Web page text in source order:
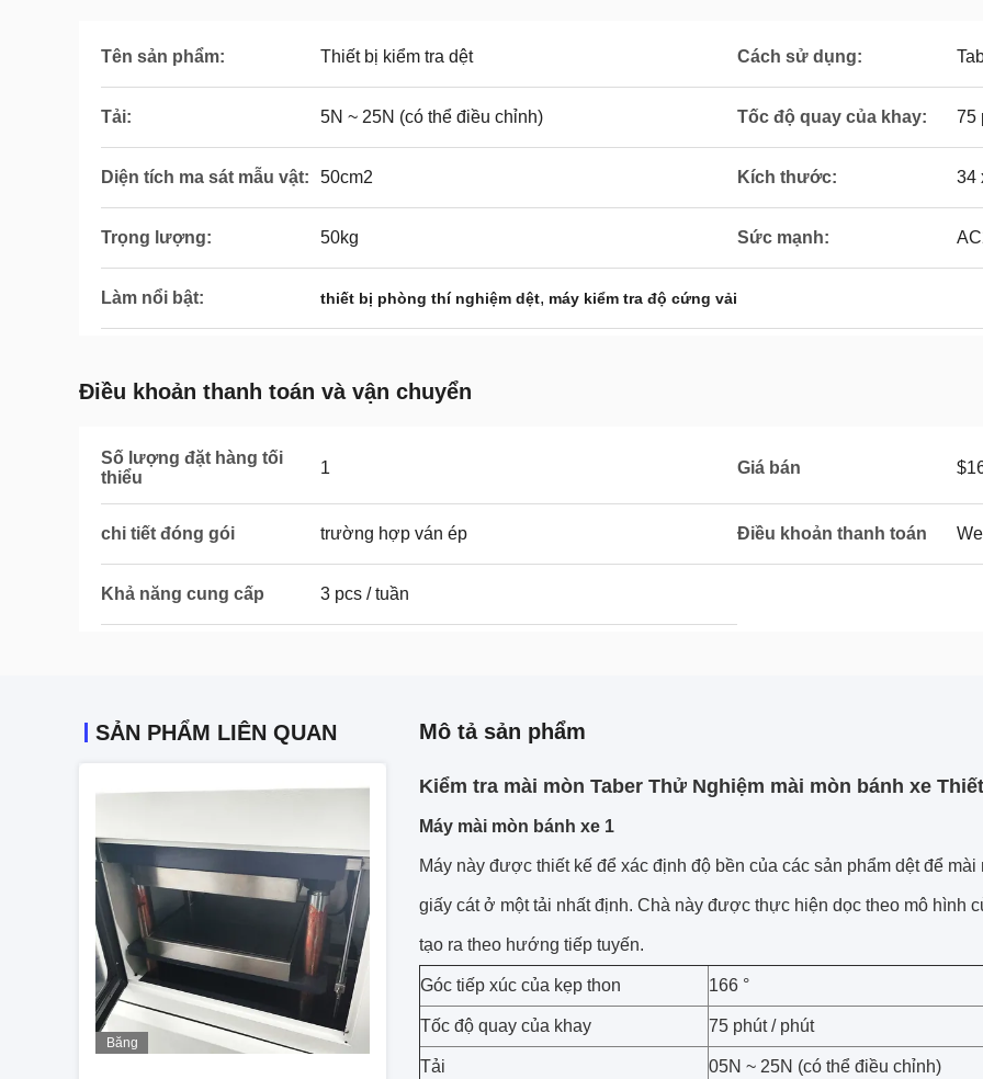
Tên sản phẩm: Thiết bị kiểm tra dệt Cách sử dụng:
Tải: 5N ~ 25N (có thể điều chỉnh) Tốc độ quay của khay: 75
Diện tích ma sát mẫu vật: 50cm2 Kích thước: 34
Trọng lượng: 50kg Sức mạnh:
Làm nổi bật: thiết bị phòng thí nghiệm dệt, máy kiểm tra độ cứng vải
Điều khoản thanh toán và vận chuyển
Số lượng đặt hàng tối
thiểu
1 Giá bán
chi tiết đóng gói trường hợp ván ép Điều khoản thanh toán
Khả năng cung cấp 3 pcs / tuần
SẢN PHẨM LIÊN QUAN
Băng
Mô tả sản phẩm
Kiểm tra mài mòn Taber Thử Nghiệm mài mòn bánh xe
Máy mài mòn bánh xe 1
Máy này được thiết kế để xác định độ bền của các sản phẩm dệt để mài
giấy cát ở một tải nhất định. Chà này được thực hiện dọc theo mô hình
tạo ra theo hướng tiếp tuyến.
Góc tiếp xúc của kẹp thon 166 °
Tốc độ quay của khay 75 phút / phút
Tải 05N ~ 25N (có thể điều chỉnh)